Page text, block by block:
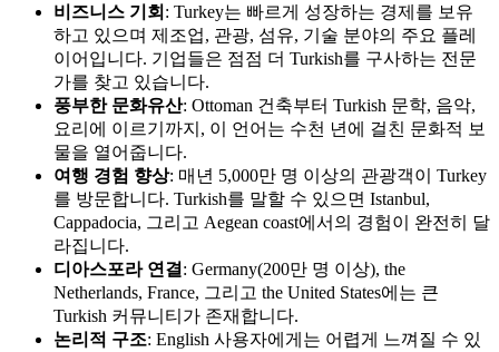
비즈니스 기회 : Turkey는 빠르게 성장하는 경제를 보유
하고 있으며 제조업, 관광, 섬유, 기술 분야의 주요 플레
이어입니다. 기업들은 점점 더 Turkish를 구사하는 전문
가를 찾고 있습니다.
풍부한 문화유산: Ottoman 건축부터 Turkish 문학, 음악,
요리에 이르기까지, 이 언어는 수천 년에 걸친 문화적 보
물을 열어줍니다.
여행 경험 향상: 매년 5,000만 명 이상의 관광객이 Turkey
를 방문합니다. Turkish를 말할 수 있으면 Istanbul,
Cappadocia, 그리고 Aegean coast에서의 경험이 완전히 달
라집니다.
디아스포라 연결 : Germany(200만 명 이상), the
Netherlands, France, 그리고 the United States에는 큰
Turkish 커뮤니티가 존재합니다.
논리적 구조: English 사용자에게는 어렵게 느껴질 수 있